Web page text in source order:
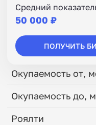
Средний
50 000 ₽
ПОЛУЧИТЬ
Окупаемость от,
Окупаемость до,
Роялти